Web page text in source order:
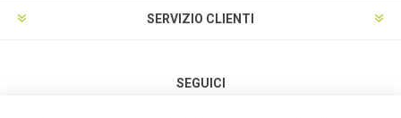
SERVIZIO CLIENTI
SEGUICI